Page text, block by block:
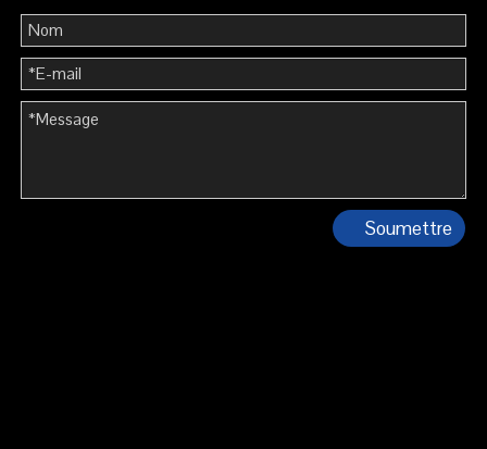
applications DC applications
1
Soumettre